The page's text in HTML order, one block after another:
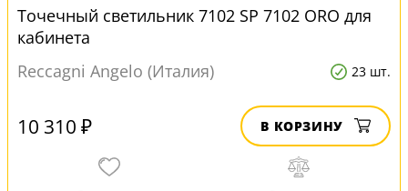
Точечный светильник 7102 SP 7102 ORO для
кабинета
Reccagni Angelo (Италия)
23 шт.
10 310 ₽ В КОРЗИНУ